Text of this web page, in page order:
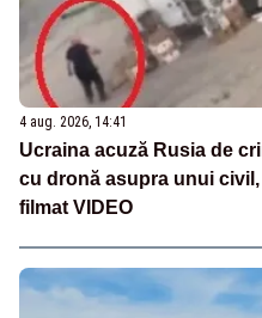
4 aug. 2026, 14:41
Ucraina acuză Rusia de
cu dronă asupra unui
filmat VIDEO